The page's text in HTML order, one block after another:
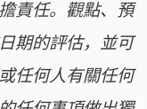
責任。觀點、預
期的評估，並可
任何人有關任何